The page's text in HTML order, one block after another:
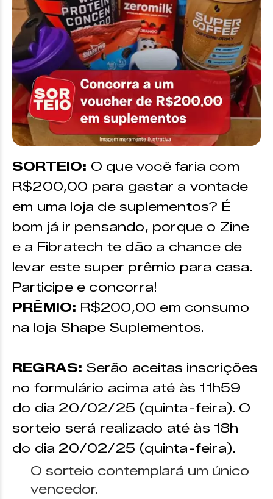
SORTEIO: O que você faria com
R$200,00 para gastar a vontade
em uma loja de suplementos? É
bom já ir pensando, porque o Zine
e a Fibratech te dão a chance de
levar este super prêmio para casa.
Participe e concorra!
PRÊMIO: R$200,00 em consumo
na loja Shape Suplementos.
REGRAS: Serão aceitas inscrições
no formulário acima até às 11h59
do dia 20/02/25 (quinta-feira). O
sorteio será realizado até às 18h
do dia 20/02/25 (quinta-feira).
O sorteio contemplará um único
vencedor.